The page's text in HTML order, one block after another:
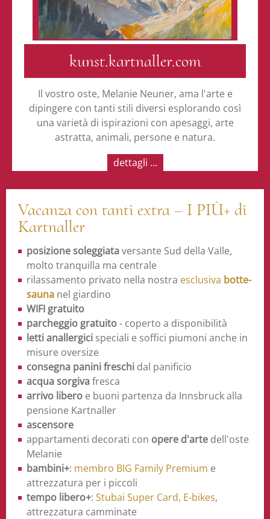
kunst.kartnaller.com
Il vostro oste, Melanie Neuner, ama l'arte e
dipingere con tanti stili diversi esplorando così
una varietà di ispirazioni con apesaggi, arte
astratta, animali, persone e natura.
dettagli ...
Vacanza con tanti extra – I PIÙ+ di
Kartnaller
posizione soleggiataversante Sud della Valle,
molto tranquilla ma centrale
rilassamento privato nella nostra esclusiva botte-
sauna nel giardino
WIFI gratuito
parcheggio gratuito- coperto a disponibilità
letti anallergici speciali e soffici piumoni anche in
misure oversize
consegna panini freschi dal panificio
acqua sorgivafresca
arrivo libero e buoni partenza da Innsbruck alla
pensione Kartnaller
ascensore
appartamenti decorati con opere d'arte dell'oste
Melanie
bambini+: membro BIG Family Premium e
attrezzatura per i piccoli
tempo libero+: Stubai Super Card, E-bikes,
attrezzatura camminate